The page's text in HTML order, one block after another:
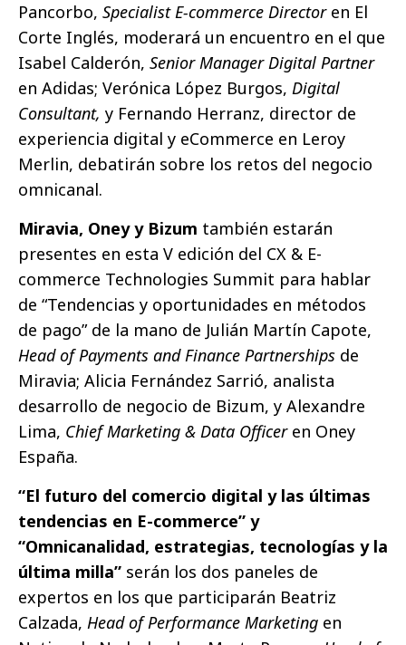
Pancorbo, Specialist E-commerce Directoren El
Corte Inglés, moderará un encuentro en el que
Isabel Calderón, Senior Manager Digital Partner
en Adidas; Verónica López Burgos, Digital
Consultant, y Fernando Herranz, director de
experiencia digital y eCommerce en Leroy
Merlin, debatirán sobre los retos del negocio
omnicanal.
Miravia, Oney y Bizum también estarán
presentes en esta V edición del CX & E-
commerce Technologies Summit para hablar
de “Tendencias y oportunidades en métodos
de pago” de la mano de Julián Martín Capote,
Head of Payments and Finance Partnerships de
Miravia; Alicia Fernández Sarrió, analista
desarrollo de negocio de Bizum, y Alexandre
Lima, Chief Marketing & Data Officeren Oney
España.
“El futuro del comercio digital y las últimas
tendencias en E-commerce” y
“Omnicanalidad, estrategias, tecnologías y la
última milla” serán los dos paneles de
expertos en los que participarán Beatriz
Calzada, Head of Performance Marketing en